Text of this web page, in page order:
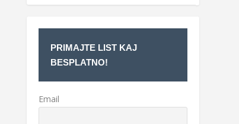
PRIMAJTE LIST KAJ
BESPLATNO!
Email